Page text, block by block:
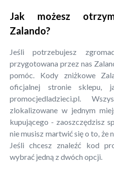
Jak możesz
Zalando?
Jeśli potrzebujesz
przygotowana przez nas
pomóc. Kody zniżkowe
oficjalnej stronie
promocjedladzieci.pl.
zlokalizowane w jednym
kupującego - zaoszczędzisz
nie musisz martwić się o to, że
Jeśli chcesz znaleźć kod
wybrać jedną z dwóch opcji.